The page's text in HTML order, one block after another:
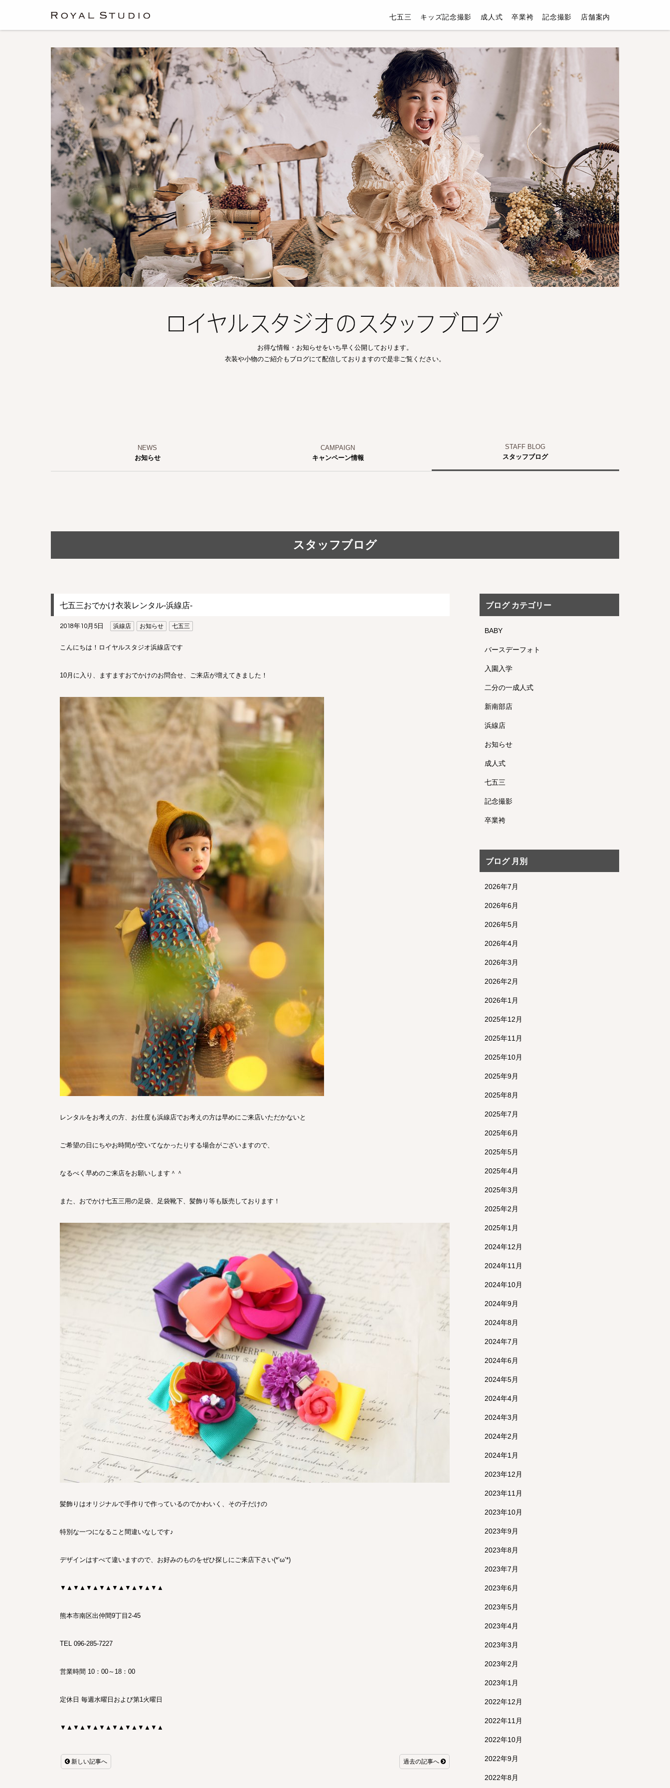
店舗案内
記念撮影
卒業袴
成人式
キッズ記念撮影
七五三
お得な情報・お知らせをいち早く公開しております。
衣装や小物のご紹介もブログにて配信しておりますので是非ご覧ください。
お知らせ キャンペーン情報 スタッフブログ
スタッフブログ
七五三おでかけ衣装レンタル-浜線店-
2018年10月5日 浜線店 お知らせ 七五三
こんにちは！ロイヤルスタジオ浜線店です
10月に入り、ますますおでかけのお問合せ、ご来店が増えてきました！
レンタルをお考えの方、お仕度も浜線店でお考えの方は早めにご来店いただかないと
ご希望の日にちやお時間が空いてなかったりする場合がございますので、
なるべく早めのご来店をお願いします＾＾
また、おでかけ七五三用の足袋、足袋靴下、髪飾り等も販売しております！
髪飾りはオリジナルで手作りで作っているのでかわいく、その子だけの
特別な一つになること間違いなしです♪
デザインはすべて違いますので、お好みのものをぜひ探しにご来店下さい(*’ω’*)
▼▲▼▲▼▲▼▲▼▲▼▲▼▲▼▲
熊本市南区出仲間9丁目 2-45
TEL 096-285-7227
営業時間 10 ： 00～ 18 ： 00
定休日 毎週水曜日および第1火曜日
▼▲▼▲▼▲▼▲▼▲▼▲▼▲▼▲
新しい記事へ 過去の記事へ
ブログ カテゴリー
BABY
バースデーフォト
入園入学
二分の一成人式
新南部店
浜線店
お知らせ
成人式
七五三
記念撮影
卒業袴
ブログ 月別
2026年7月
2026年6月
2026年5月
2026年4月
2026年3月
2026年2月
2026年1月
2025年12月
2025年11月
2025年10月
2025年9月
2025年8月
2025年7月
2025年6月
2025年5月
2025年4月
2025年3月
2025年2月
2025年1月
2024年12月
2024年11月
2024年10月
2024年9月
2024年8月
2024年7月
2024年6月
2024年5月
2024年4月
2024年3月
2024年2月
2024年1月
2023年12月
2023年11月
2023年10月
2023年9月
2023年8月
2023年7月
2023年6月
2023年5月
2023年4月
2023年3月
2023年2月
2023年1月
2022年12月
2022年11月
2022年10月
2022年9月
2022年8月